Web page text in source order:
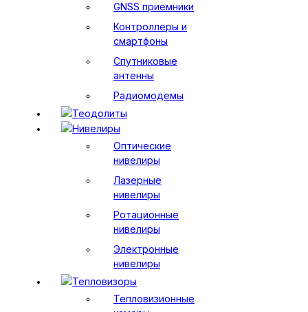
GNSS приемники
Контроллеры и
смартфоны
Спутниковые
антенны
Радиомодемы
Теодолиты
Нивелиры
Оптические
нивелиры
Лазерные
нивелиры
Ротационные
нивелиры
Электронные
нивелиры
Тепловизоры
Тепловизионные